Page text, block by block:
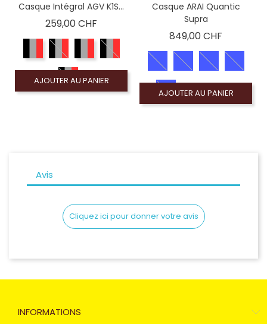
Casque Intégral AGV K1S...
259,00 CHF
AJOUTER AU PANIER
Casque ARAI Quantic
Supra
849,00 CHF
AJOUTER AU PANIER
Avis
Cliquez ici pour donner votre avis
INFORMATIONS